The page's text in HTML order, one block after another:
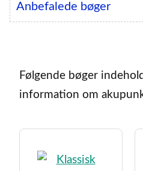
Anbefalede bøger
Følgende bøger
information om